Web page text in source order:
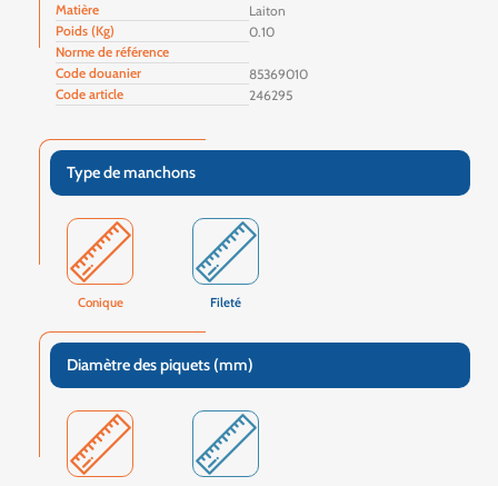
Matière
Laiton
Poids (Kg)
0.10
Norme de référence
Code douanier
85369010
Code article
246295
Type de manchons
Conique Fileté
Diamètre des piquets (mm)